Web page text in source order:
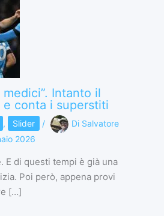
Intanto il
e conta i superstiti
, Slider / Di Salvatore
2026
E di questi tempi è già una
Poi però, appena provi
[…]